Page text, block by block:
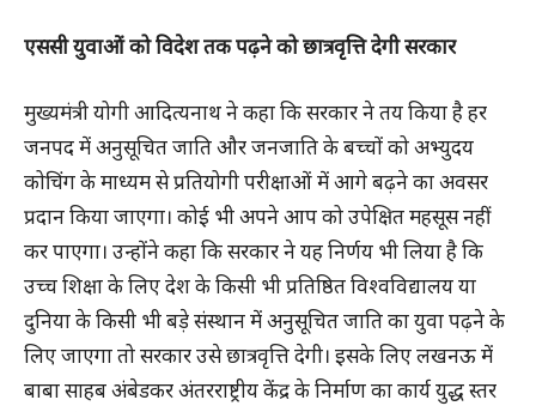
एससी युवाओं को विदेश तक पढ़ने को छात्रवृत्ति देगी सरकार
मुख्यमंत्री योगी आदित्यनाथ ने कहा कि सरकार ने तय किया है हर
जनपद में अनुसूचित जाति और जनजाति के बच्चों को अभ्युदय
कोचिंग के माध्यम से प्रतियोगी परीक्षाओं में आगे बढ़ने का अवसर
प्रदान किया जाएगा। कोई भी अपने आप को उपेक्षित महसूस नहीं
कर पाएगा। उन्होंने कहा कि सरकार ने यह निर्णय भी लिया है कि
उच्च शिक्षा के लिए देश के किसी भी प्रतिष्ठित विश्वविद्यालय या
दुनिया के किसी भी बड़े संस्थान में अनुसूचित जाति का युवा पढ़ने के
लिए जाएगा तो सरकार उसे छात्रवृत्ति देगी। इसके लिए लखनऊ में
बाबा साहब अंबेडकर अंतरराष्ट्रीय केंद्र के निर्माण का कार्य युद्ध स्तर